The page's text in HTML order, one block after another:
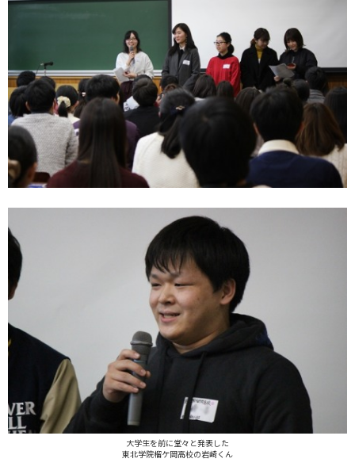
大学生を前に堂々と発表した
東北学院榴ケ岡高校の岩崎くん